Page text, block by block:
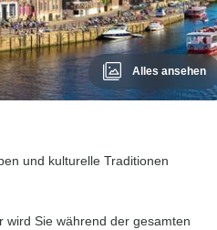
Alles ansehen
und kulturelle Traditionen
wird Sie während der gesamten